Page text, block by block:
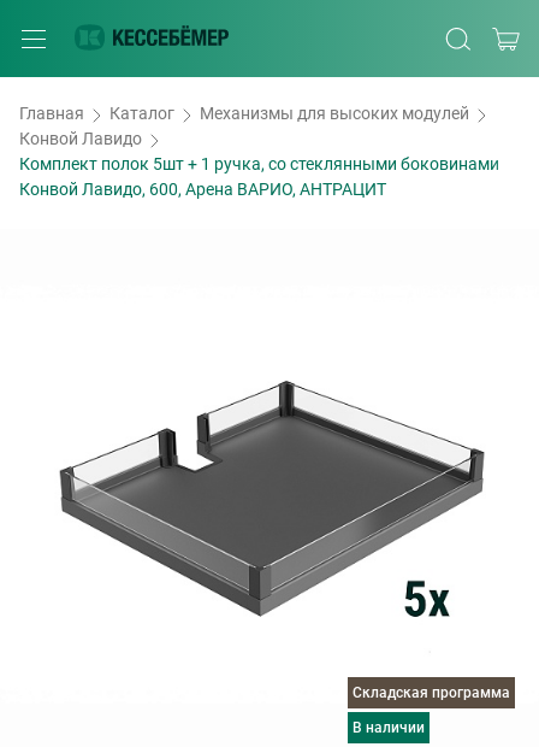
Главная Каталог
Механизмы для высоких модулей
Конвой Лавидо
Комплект полок 5шт + 1 ручка, со стеклянными боковинами
Конвой Лавидо, 600, Арена ВАРИО, АНТРАЦИТ
Складская программа
в наличии